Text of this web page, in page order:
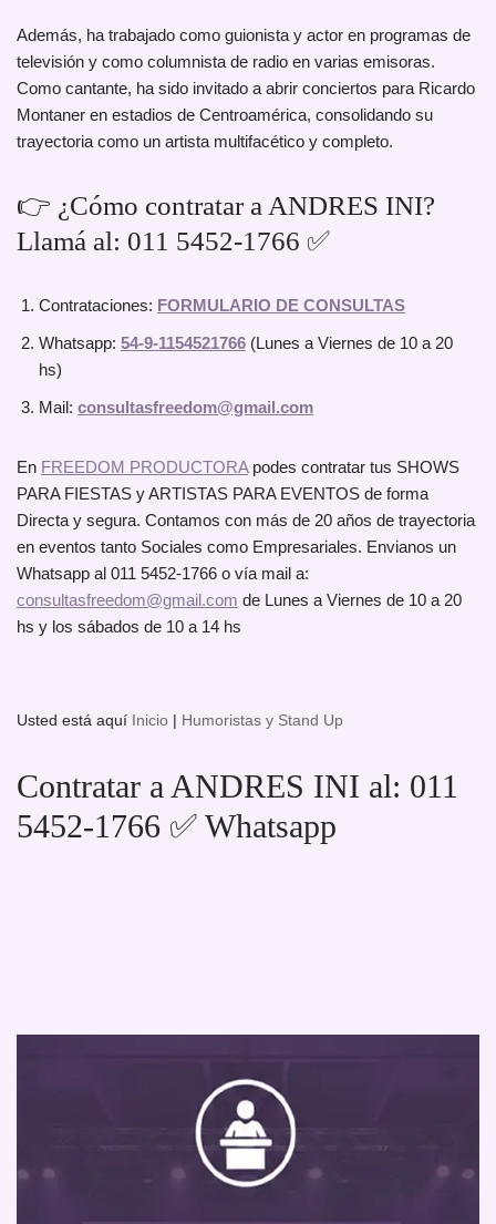
Además, ha trabajado como guionista y actor en programas de
televisión y como columnista de radio en varias emisoras.
Como cantante, ha sido invitado a abrir conciertos para Ricardo
Montaner en estadios de Centroamérica, consolidando su
trayectoria como un artista multifacético y completo.
👉 ¿Cómo contratar a ANDRES INI?
Llamá al: 011 5452-1766 ✅
Contrataciones: FORMULARIO DE CONSULTAS
Whatsapp: 54-9-1154521766 (Lunes a Viernes de 10 a 20
hs)
Mail: consultasfreedom@gmail.com
En FREEDOM PRODUCTORApodes contratar tus SHOWS
PARA FIESTAS y ARTISTAS PARA EVENTOS de forma
Directa y segura. Contamos con más de 20 años de trayectoria
en eventos tanto Sociales como Empresariales. Envianos un
Whatsapp al 011 5452-1766 o vía mail a:
consultasfreedom@gmail.com de Lunes a Viernes de 10 a 20
hs y los sábados de 10 a 14 hs
Usted está aquí Inicio | Humoristas y Stand Up
Contratar a ANDRES INI al: 011
5452-1766 ✅ Whatsapp